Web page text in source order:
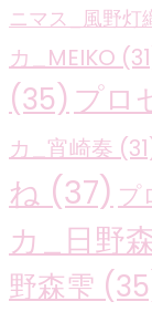
ニマス_風野灯
カ_MEIKO
(35) プロ
カ_宵崎奏
ね (37) プ
カ_日野
野森雫